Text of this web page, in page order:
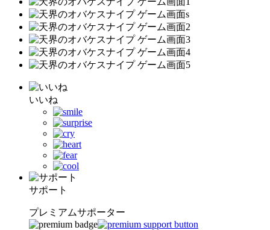
いいね
サポート
プレミアムサポーター